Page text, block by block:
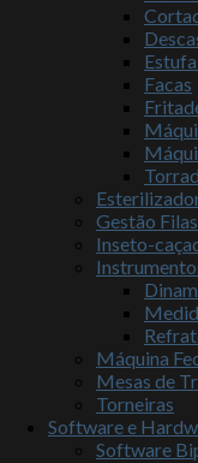
Facas
Gestão
Inseto-
Máquina
Mesas de
Torneiras
Software e
Software